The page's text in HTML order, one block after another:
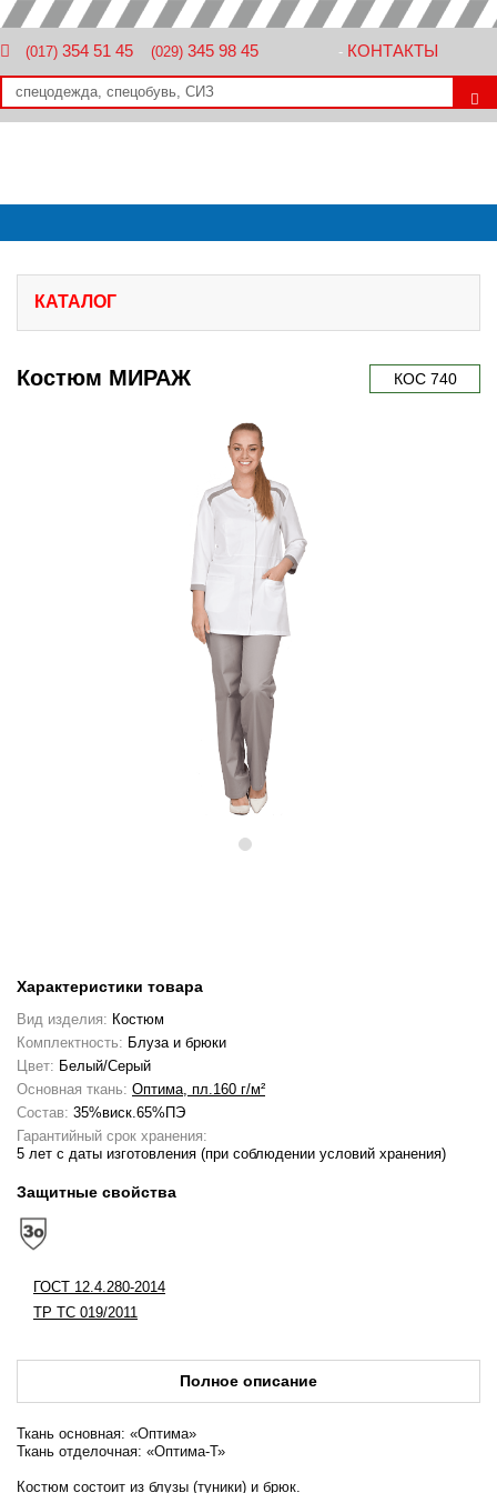
(017) 354 51 45 (029) 345 98 45 - КОНТАКТЫ
КАТАЛОГ
Костюм МИРАЖ КОС 740
Предыдущий
Характеристики товара
Вид изделия: Костюм
Комплектность: Блуза и брюки
Цвет: Белый/Серый
Основная ткань: Оптима, пл.160 г/м²
Состав: 35%виск.65%ПЭ
Гарантийный срок хранения:
5 лет с даты изготовления (при соблюдении условий хранения)
Защитные свойства
ГОСТ 12.4.280-2014
ТР ТС 019/2011
Полное описание
Ткань основная: «Оптима»
Ткань отделочная: «Оптима-Т»
Костюм состоит из блузы (туники) и брюк.